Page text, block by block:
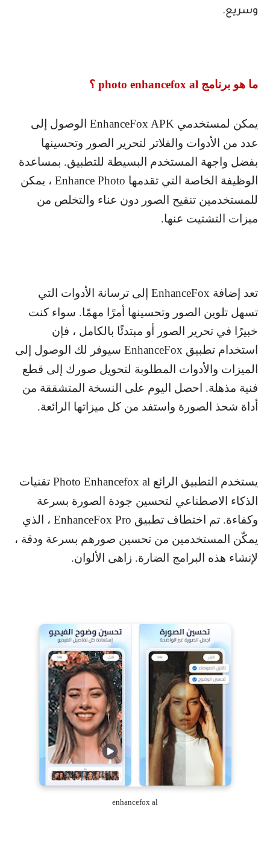
وسريع.
ما هو برنامج photo enhancefox al ؟
يمكن لمستخدمي EnhanceFox APK الوصول إلى
عدد من الأدوات والفلاتر لتحرير الصور وتحسينها
بفضل واجهة المستخدم البسيطة للتطبيق. بمساعدة
الوظيفة الخاصة التي تقدمها Enhance Photo ، يمكن
للمستخدمين تنقيح الصور دون عناء والتخلص من
ميزات التشتيت عنها.
تعد إضافة EnhanceFox إلى ترسانة الأدوات التي
تسهل تلوين الصور وتحسينها أمرًا مهمًا. سواء كنت
خبيرًا في تحرير الصور أو مبتدئًا بالكامل ، فإن
استخدام تطبيق EnhanceFox سيوفر لك الوصول إلى
الميزات والأدوات المطلوبة لتحويل صورك إلى قطع
فنية مذهلة. احصل اليوم على النسخة المتشققة من
أداة شحذ الصورة واستفد من كل ميزاتها الرائعة.
يستخدم التطبيق الرائع Photo Enhancefox al تقنيات
الذكاء الاصطناعي لتحسين جودة الصورة بسرعة
وكفاءة. تم اختطاف تطبيق EnhanceFox Pro ، الذي
يمكّن المستخدمين من تحسين صورهم بسرعة ودقة ،
لإنشاء هذه البرامج الضارة. زاهى الألوان.
enhancefox al